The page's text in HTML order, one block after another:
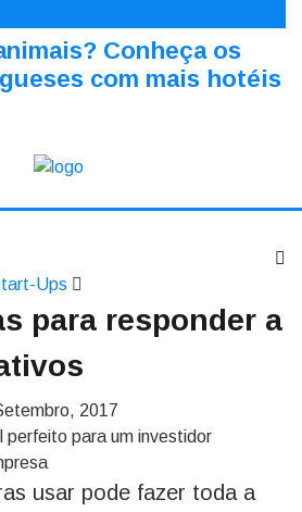
Conheça os
com mais hotéis
Ups
para responder a
2017
usar pode fazer toda a